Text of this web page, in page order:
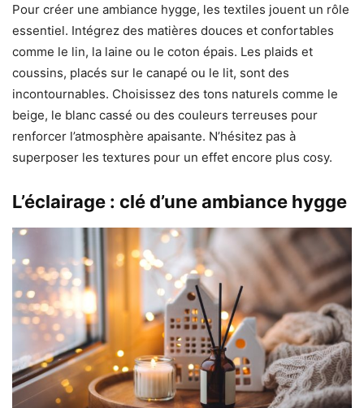
Pour créer une ambiance hygge, les textiles jouent un rôle
essentiel. Intégrez des matières douces et confortables
comme le lin, la laine ou le coton épais. Les plaids et
coussins, placés sur le canapé ou le lit, sont des
incontournables. Choisissez des tons naturels comme le
beige, le blanc cassé ou des couleurs terreuses pour
renforcer l’atmosphère apaisante. N’hésitez pas à
superposer les textures pour un effet encore plus cosy.
L’éclairage : clé d’une ambiance hygge